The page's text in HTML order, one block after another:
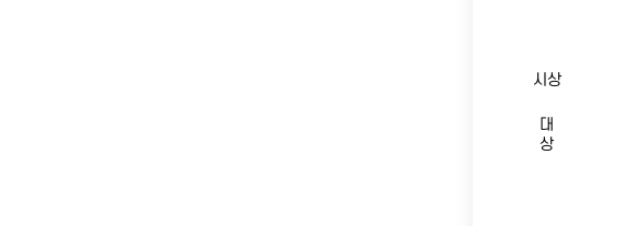
시상
대
상